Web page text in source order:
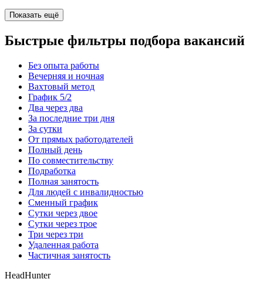
Показать ещё
Быстрые фильтры подбора вакансий
Без опыта работы
Вечерняя и ночная
Вахтовый метод
График 5/2
Два через два
За последние три дня
За сутки
От прямых работодателей
Полный день
По совместительству
Подработка
Полная занятость
Для людей с инвалидностью
Сменный график
Сутки через двое
Сутки через трое
Три через три
Удаленная работа
Частичная занятость
HeadHunter